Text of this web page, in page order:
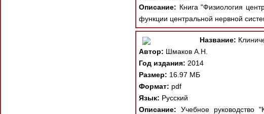
Описание: Книга "Физиология
функции центральной нервной
Название:
Автор: Шмаков А.Н.
Год издания: 2014
Размер: 16.97 МБ
Формат: pdf
Язык: Русский
Описание: Учебное руководство